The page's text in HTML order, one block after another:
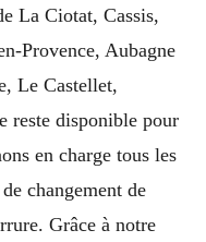
La Ciotat, Cassis,
Provence, Aubagne
Le Castellet,
reste disponible pour
en charge tous les
changement de
Grâce à notre